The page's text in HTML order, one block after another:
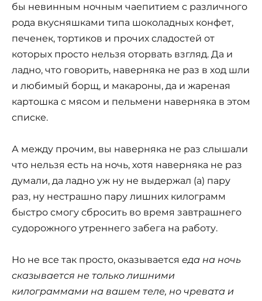
бы невинным ночным чаепитием с различного
рода вкусняшками типа шоколадных конфет,
печенек, тортиков и прочих сладостей от
которых просто нельзя оторвать взгляд. Да и
ладно, что говорить, наверняка не раз в ход шли
и любимый борщ, и макароны, да и жареная
картошка с мясом и пельмени наверняка в этом
списке.
А между прочим, вы наверняка не раз слышали
что нельзя есть на ночь, хотя наверняка не раз
думали, да ладно уж ну не выдержал (а) пару
раз, ну нестрашно пару лишних килограмм
быстро смогу сбросить во время завтрашнего
судорожного утреннего забега на работу.
Но не все так просто, оказывается еда на ночь
сказывается не только лишними
килограммами на вашем теле, но чревата и